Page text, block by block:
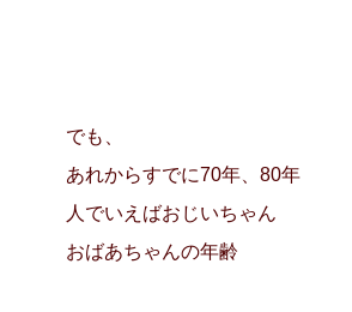
でも、
あれからすでに70年、80年
人でいえばおじいちゃん
おばあちゃんの年齢